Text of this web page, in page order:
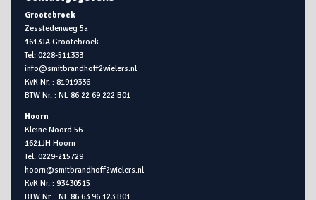
Grootebroek
Zesstedenweg 5a
1613JA Grootebroek
Tel: 0228-511333
info@smitbrandhoff2wielers.nl
KvK Nr. : 81919336
BTW Nr. : NL 86 22 69 222 B01
Hoorn
Kleine Noord 56
1621JH Hoorn
Tel: 0229-215729
hoorn@smitbrandhoff2wielers.nl
KvK Nr. : 93430515
BTW Nr. : NL 86 63 96 123 B01